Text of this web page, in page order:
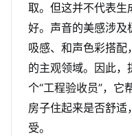
取。但这并不代表生
好。声音的美感涉及
吸感、和声色彩搭
的主观领域。因此
个“工程验收员”，它
房子住起来是否舒
受。